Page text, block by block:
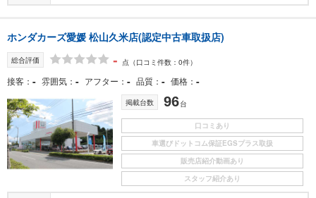
ホンダカーズ愛媛 松山久米店(認定中古車取扱店)
総合評価 - 点 （口コミ件数：0件）
接客 - 雰囲気 - アフター - 品質 - 価格 -
掲載台数 96台
口コミあり
車選びドットコム保証EGSプラス取扱
販売店紹介動画あり
スタッフ紹介あり